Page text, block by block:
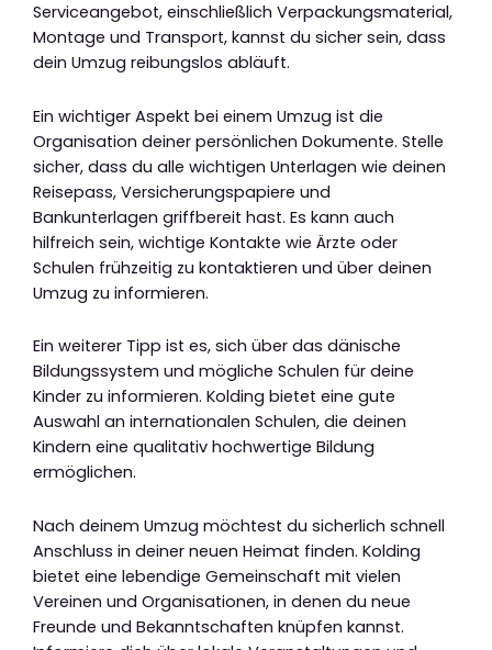
Serviceangebot, einschließlich Verpackungsmaterial,
Montage und Transport, kannst du sicher sein, dass
dein Umzug reibungslos abläuft.
Ein wichtiger Aspekt bei einem Umzug ist die
Organisation deiner persönlichen Dokumente. Stelle
sicher, dass du alle wichtigen Unterlagen wie deinen
Reisepass, Versicherungspapiere und
Bankunterlagen griffbereit hast. Es kann auch
hilfreich sein, wichtige Kontakte wie Ärzte oder
Schulen frühzeitig zu kontaktieren und über deinen
Umzug zu informieren.
Ein weiterer Tipp ist es, sich über das dänische
Bildungssystem und mögliche Schulen für deine
Kinder zu informieren. Kolding bietet eine gute
Auswahl an internationalen Schulen, die deinen
Kindern eine qualitativ hochwertige Bildung
ermöglichen.
Nach deinem Umzug möchtest du sicherlich schnell
Anschluss in deiner neuen Heimat finden. Kolding
bietet eine lebendige Gemeinschaft mit vielen
Vereinen und Organisationen, in denen du neue
Freunde und Bekanntschaften knüpfen kannst.